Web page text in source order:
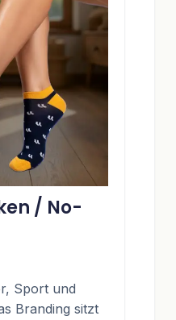
/ No-
Sport und
Branding sitzt